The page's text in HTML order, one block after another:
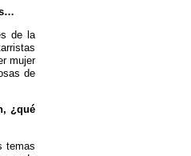
de la
mujer
de
¿qué
temas